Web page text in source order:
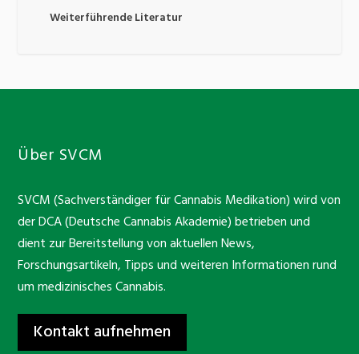
Weiterführende Literatur
Über SVCM
SVCM (Sachverständiger für Cannabis Medikation) wird von
der DCA (Deutsche Cannabis Akademie) betrieben und
dient zur Bereitstellung von aktuellen News,
Forschungsartikeln, Tipps und weiteren Informationen rund
um medizinisches Cannabis.
Kontakt aufnehmen